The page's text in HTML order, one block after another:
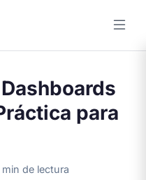
para
de lectura